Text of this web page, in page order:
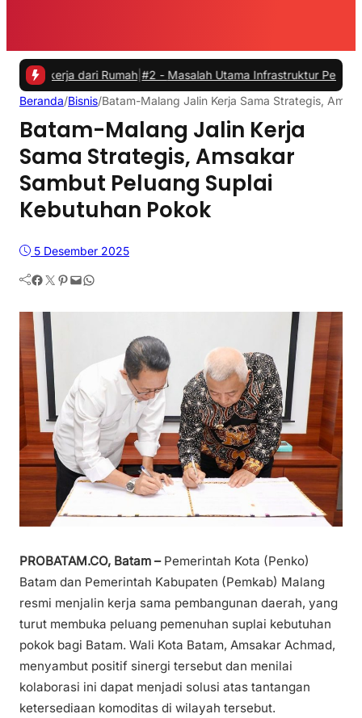
dari Rumah|#2 -Masalah Utama Infrastruktur Pengisian
Beranda/Bisnis/Batam-Malang Jalin Kerja Sama Strategis,
Batam-Malang Jalin Kerja
Sama Strategis, Amsakar
Sambut Peluang Suplai
Kebutuhan Pokok
5 Desember 2025
Facebook Twitter Pinterest Mail WhatsApp
PROBATAM.CO, Batam – Pemerintah Kota (Penko)
Batam dan Pemerintah Kabupaten (Pemkab) Malang
resmi menjalin kerja sama pembangunan daerah, yang
turut membuka peluang pemenuhan suplai kebutuhan
pokok bagi Batam. Wali Kota Batam, Amsakar Achmad,
menyambut positif sinergi tersebut dan menilai
kolaborasi ini dapat menjadi solusi atas tantangan
ketersediaan komoditas di wilayah tersebut.